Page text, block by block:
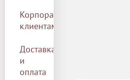
Корпоративным
клиентам
Доставка
и
оплата